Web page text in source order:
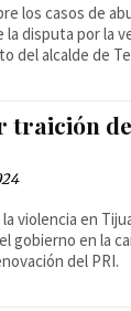
los casos de
la disputa por la
del alcalde de
traición
violencia en
gobierno en la
del PRI.